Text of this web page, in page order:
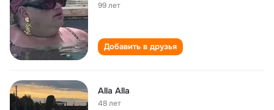
99 лет
Добавить в друзья
Alla Alla
48 лет